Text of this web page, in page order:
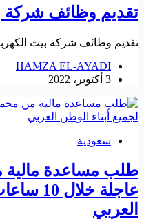
تقديم وظائف شركة
تقديم وظائف شركة بيت
HAMZA EL-AYADI
3 أكتوبر، 2022
سعودية
طلب مساعدة
عاجلة
العربي